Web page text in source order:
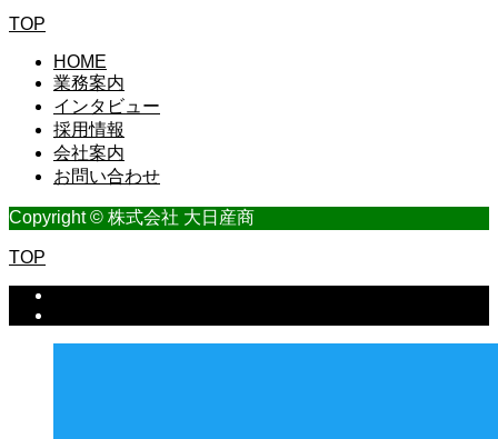
TOP
HOME
業務案内
インタビュー
採用情報
会社案内
お問い合わせ
Copyright © 株式会社 大日産商
TOP